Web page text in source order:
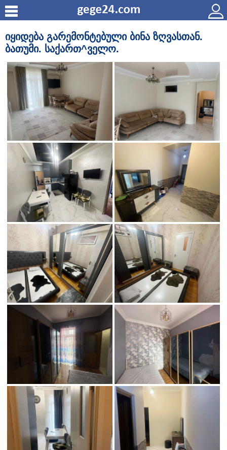
იყიდება გარემონტებული ბინა ზღვასთან.
ბათუმი. საქართ^ველო.